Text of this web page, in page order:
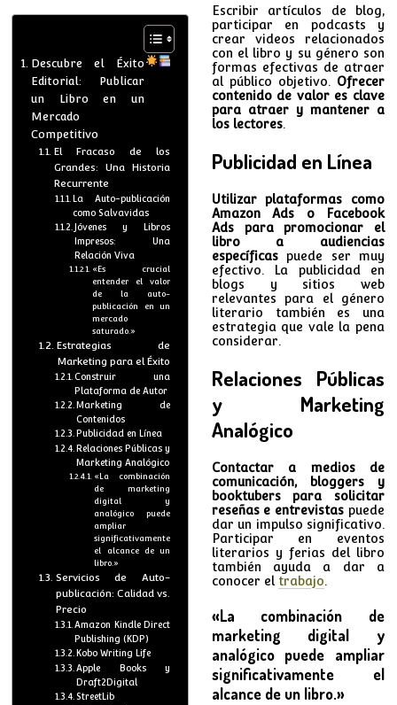
Descubre el Éxito
Editorial: Publicar
un Libro en un
Mercado
Competitivo
El Fracaso de los
Grandes: Una Historia
Recurrente
La Auto-publicación
como Salvavidas
Jóvenes y Libros
Impresos: Una
Relación Viva
«Es crucial
entender el valor
de la auto-
publicación en un
mercado
saturado.»
Estrategias de
Marketing para el Éxito
Construir una
Plataforma de Autor
Marketing de
Contenidos
Publicidad en Línea
Relaciones Públicas y
Marketing Analógico
«La combinación
de marketing
digital y
analógico puede
ampliar
significativamente
el alcance de un
libro.»
Servicios de Auto-
publicación: Calidad vs.
Precio
Amazon Kindle Direct
Publishing (KDP)
Kobo Writing Life
Apple Books y
Draft2Digital
StreetLib
Escribir artículos de blog,
participar en podcasts y
crear videos relacionados
con el libro y su género son
formas efectivas de atraer
al público objetivo. Ofrecer
contenido de valor es clave
para atraer y mantener a
los lectores.
Publicidad en Línea
Utilizar plataformas como
Amazon Ads o Facebook
Ads para promocionar el
libro a audiencias
específicaspuede ser muy
efectivo. La publicidad en
blogs y sitios web
relevantes para el género
literario también es una
estrategia que vale la pena
considerar.
Relaciones Públicas
y Marketing
Analógico
Contactar a medios de
comunicación, bloggers y
booktubers para solicitar
reseñas e entrevistaspuede
dar un impulso significativo.
Participar en eventos
literarios y ferias del libro
también ayuda a dar a
conocer el trabajo.
«La combinación de
marketing digital y
analógico puede ampliar
significativamente el
alcance de un libro.»